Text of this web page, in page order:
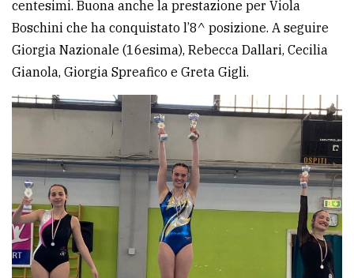
Ricerca
avanzata
ALTRE
TESTATE
PRIVACY
Privacy
centesimi. Buona anche la prestazione per Viola
Boschini che ha conquistato l’8^ posizione. A seguire
Giorgia Nazionale (16esima), Rebecca Dallari, Cecilia
Gianola, Giorgia Spreafico e Greta Gigli.